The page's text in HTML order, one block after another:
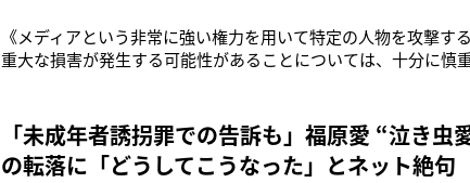
《メディアという非常に強い権力を用いて特定の人物を攻撃す
重大な損害が発生する可能性があることについては、十分に慎
うどころか元夫に対して徹底抗戦の構えを見せており、さら
27日に、江氏が都内の日本外国特
「未成年者誘拐罪での告訴も」福原愛 “泣き
の転落に「どうしてこうなった」とネット絶句